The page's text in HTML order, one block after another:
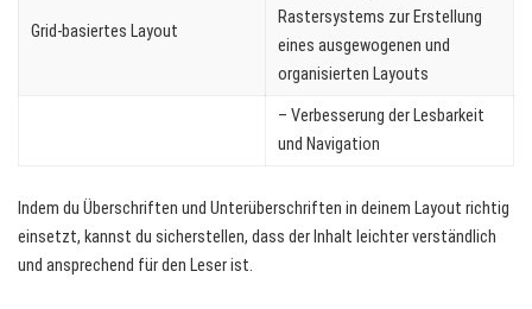
Grid-basiertes Layout
Rastersystems zur Erstellung
eines ausgewogenen und
organisierten Layouts
– Verbesserung der Lesbarkeit
und Navigation
Indem du Überschriften und Unterüberschriften in deinem Layout richtig
einsetzt, kannst du sicherstellen, dass der Inhalt leichter verständlich
und ansprechend für den Leser ist.